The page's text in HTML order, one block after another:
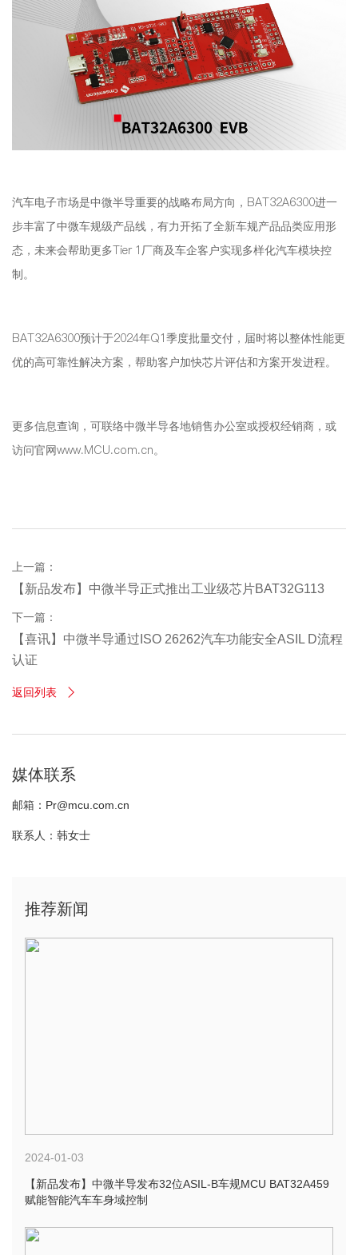
汽车电子市场是中微半导重要的战略布局方向，BAT32A6300进一
步丰富了中微车规级产品线，有力开拓了全新车规产品品类应用形
态，未来会帮助更多Tier 1厂商及车企客户实现多样化汽车模块控
制。
BAT32A6300预计于2024年Q1季度批量交付，届时将以整体性能更
优的高可靠性解决方案，帮助客户加快芯片评估和方案开发进程。
更多信息查询，可联络中微半导各地销售办公室或授权经销商，或
访问官网www.MCU.com.cn。
上一篇：
【新品发布】中微半导正式推出工业级芯片BAT32G113
下一篇：
【喜讯】中微半导通过ISO 26262汽车功能安全ASIL D流程
认证
返回列表 
媒体联系
邮箱：Pr@mcu.com.cn
联系人：韩女士
推荐新闻
2024-01-03
【新品发布】中微半导发布32位ASIL-B车规MCU BAT32A459
赋能智能汽车车身域控制